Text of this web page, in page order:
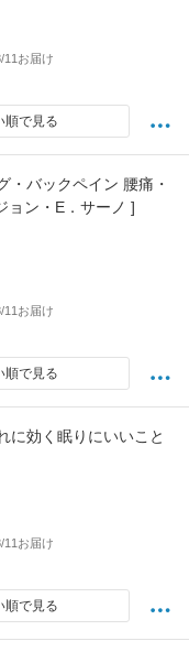
11お届け
順で見る
・バックペイン 腰痛・
ョン・E．サーノ ]
11お届け
順で見る
に効く眠りにいいこと
11お届け
順で見る